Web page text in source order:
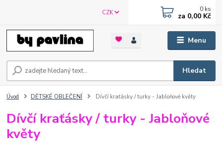
Menu
CZK
Hledat
0 ks
za 0,00 Kč
Úvod DĚTSKÉ OBLEČENÍ Dívčí kraťásky / turky - Jabloňové květy
Dívčí kraťásky / turky - Jabloňové
květy